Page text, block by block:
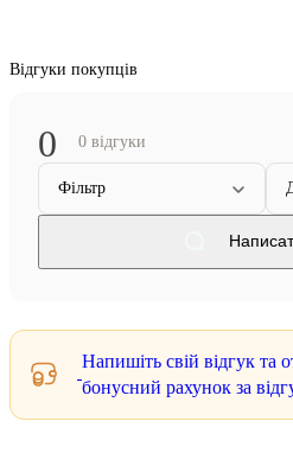
Відгуки покупців
0 0 відгуки
Фільтр
Напишіть свій відгук та
бонусний рахунок за